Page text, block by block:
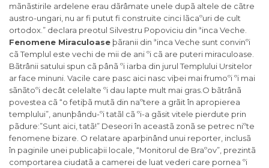
mãnãstirile ardelene erau dãrâmate unele dupã altele de cãtre
austro-ungari, nu ar fi putut fi construite cinci lãcaºuri de cult
ortodox.” declara preotul Silvestru Popoviciu din ªinca Veche.
Fenomene Miraculoase þãranii din ªinca Veche sunt convinºi
cã Templul este vechi de mii de ani ºi cã are puteri miraculoase.
Bãtrânii satului spun cã pânã ºi iarba din jurul Templului Ursitelor
ar face minuni. Vacile care pasc aici nasc viþei mai frumoºi ºi mai
sãnãtoºi decât celelalte ºi dau lapte mult mai gras.O bãtrânã
povestea cã “o fetiþã mutã din naºtere a grãit în apropierea
templului”, anunþându-ºi tatãl cã ºi-a gãsit vitele pierdute prin
pãdure:”Sunt aici, tatã!” Deseori în aceastã zonã se petrec niºte
fenomene bizare. O relatare aparþinând unui reporter, inclusã
în paginile unei publicaþii locale, “Monitorul de Braºov”, prezintã
comportarea ciudatã a camerei de luat vederi care pornea ºi